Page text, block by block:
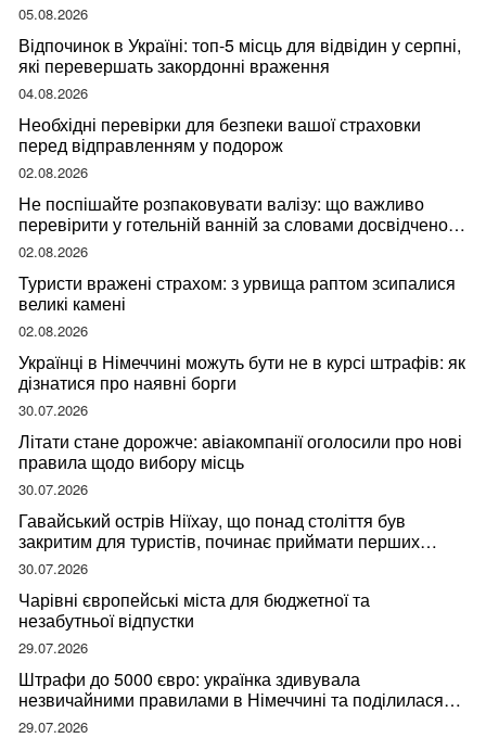
05.08.2026
Відпочинок в Україні: топ-5 місць для відвідин у серпні,
які перевершать закордонні враження
04.08.2026
Необхідні перевірки для безпеки вашої страховки
перед відправленням у подорож
02.08.2026
Не поспішайте розпаковувати валізу: що важливо
перевірити у готельній ванній за словами досвідченої
мандрівниці
02.08.2026
Туристи вражені страхом: з урвища раптом зсипалися
великі камені
02.08.2026
Українці в Німеччині можуть бути не в курсі штрафів: як
дізнатися про наявні борги
30.07.2026
Літати стане дорожче: авіакомпанії оголосили про нові
правила щодо вибору місць
30.07.2026
Гавайський острів Ніїхау, що понад століття був
закритим для туристів, починає приймати перших
відвідувачів
30.07.2026
Чарівні європейські міста для бюджетної та
незабутньої відпустки
29.07.2026
Штрафи до 5000 євро: українка здивувала
незвичайними правилами в Німеччині та поділилася
правдою
29.07.2026